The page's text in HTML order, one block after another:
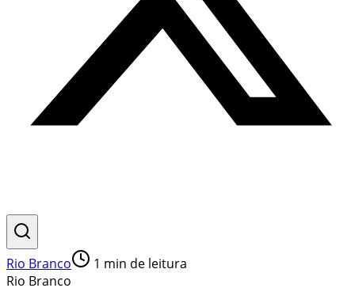
Rio Branco 1 min de leitura
Rio Branco